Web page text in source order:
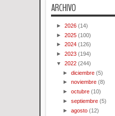
ARCHIVO
► 2026 (14)
► 2025 (100)
► 2024 (126)
► 2023 (194)
▼ 2022 (244)
►diciembre (5)
►noviembre (8)
►octubre (10)
►septiembre (5)
►agosto (12)